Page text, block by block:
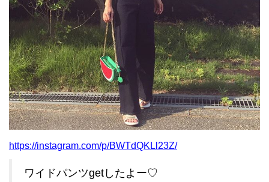
https://instagram.com/p/BWTdQKLl23Z/
ワイドパンツgetしたよー♡